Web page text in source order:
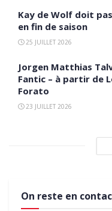
Kay de Wolf doit
en fin de saison
25 JUILLET 2026
Jorgen Matthias
Fantic – à partir de
Forato
23 JUILLET 2026
On reste en